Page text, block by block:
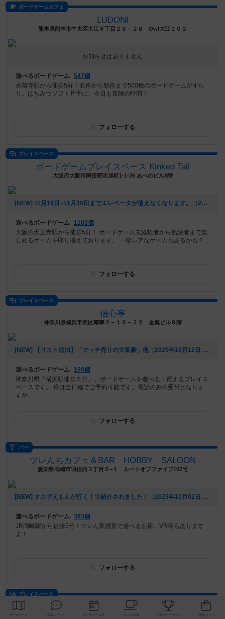
ボードゲームカフェ
LUDONI
熊本県熊本市中央区大江６丁目２９－２８ Owl大江１０２
お知らせはありません
遊べるボードゲーム 547個
水前寺駅から徒歩5分！名作から新作まで500種のボードゲームがずら
り。はちみつソフト片手に、今日も冒険の時間！
フォローする
プレイスペース
ボードゲームプレイスペース Kinked Tail
大阪府大阪市阿倍野区旭町1-1-26 あべのビル8階
[NEW] 11月19日~11月30日までエレベータが使えなくなります。（2025年10月20日 16時13分）
遊べるボードゲーム
1103個
大阪の天王寺駅から徒歩5分！ ボードゲーム未経験者から熟練者まで楽
しめるゲームを取り揃えております。 一部レアなゲームもあるかも？...
フォローする
プレイスペース
信心亭
神奈川県横浜市西区南幸２－１６－２２ 金属ビル９階
[NEW] 【リスト追加】「マッチ売りの大富豪」他（2025年10月12日 14時52分）
遊べるボードゲーム
190個
神奈川県「横浜駅徒歩５分」。ボードゲームを遊べる・買えるプレイス
ペースです。 席は全日程でご予約可能です。電話のみの受付となりま
すが...
フォローする
バー
ツレんちカフェ＆BAR HOBBY SALOON
愛知県岡崎市羽根西３丁目５−１ ルートオブファイブ102号
[NEW] オカザえもんが行く！で紹介されました！（2025年10月02日 18時35分）
遊べるボードゲーム 393個
JR岡崎駅から徒歩5分！ツレん家感覚で遊べるお店。VR等もあります
よ！
フォローする
プレイスペース
アソビバとマナビバ
東京都千代田区神田三崎町2-16-5 ウィズ水道橋ビル3F